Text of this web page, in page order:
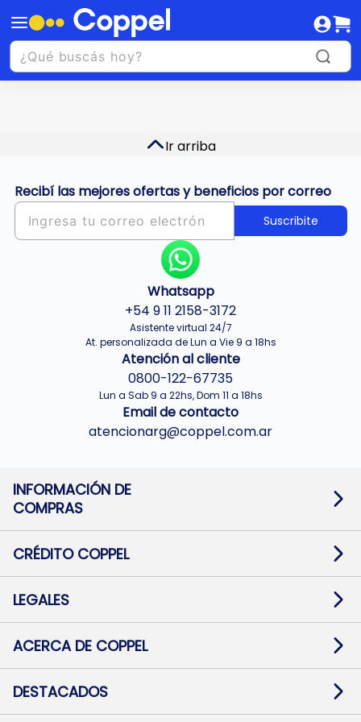
Ir arriba
Recibí las mejores ofertas y beneficios por correo
Suscribite
Whatsapp
+54 9 11 2158-3172
Asistente virtual 24/7
At. personalizada de Lun a Vie 9 a 18hs
Atención al cliente
0800-122-67735
Lun a Sab 9 a 22hs, Dom 11 a 18hs
Email de contacto
atencionarg@coppel.com.ar
INFORMACIÓN DE
COMPRAS
Términos y condiciones
Botón de arrepentimiento
Mapa de sitio
CRÉDITO COPPEL
Solicitar Crédito
Medios de Pago
Pago Fácil Online
LEGALES
Baja contratos
Defensa al consumidor CABA
ACERCA DE COPPEL
Trabajá con Nosotros
Preguntas Frecuentes
DESTACADOS